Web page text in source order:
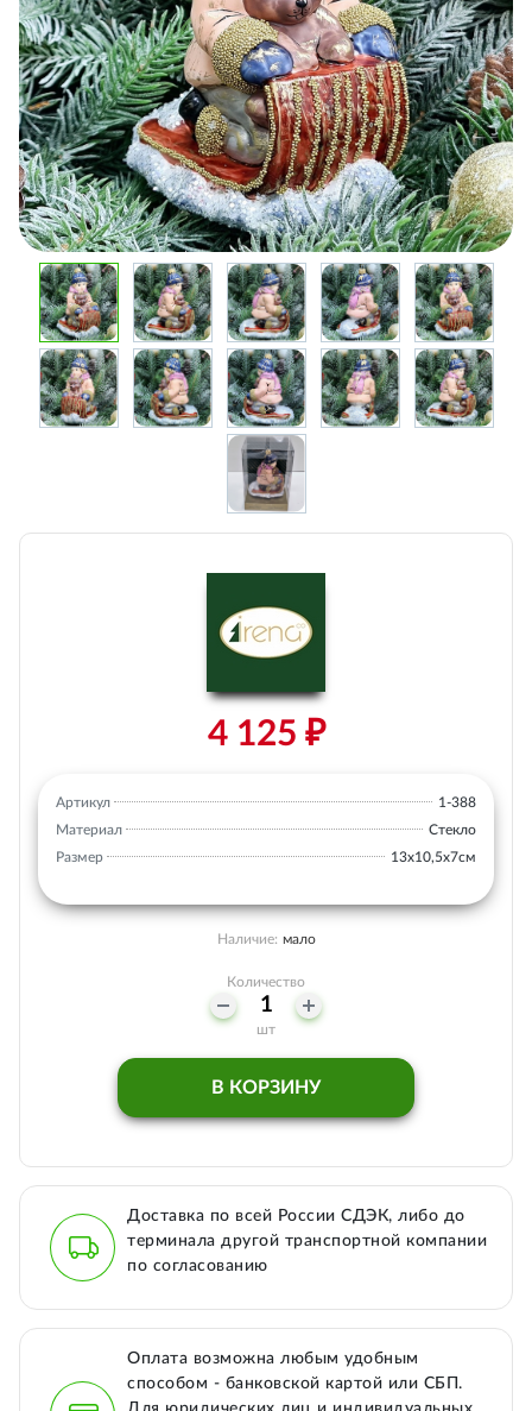
4 125 ₽
Артикул
1-388
Материал
Стекло
Размер
13х10,5х7см
Наличие: мало
Количество
шт
В КОРЗИНУ
Доставка по всей России СДЭК, либо до
терминала другой транспортной компании
по согласованию
Оплата возможна любым удобным
способом - банковской картой или СБП.